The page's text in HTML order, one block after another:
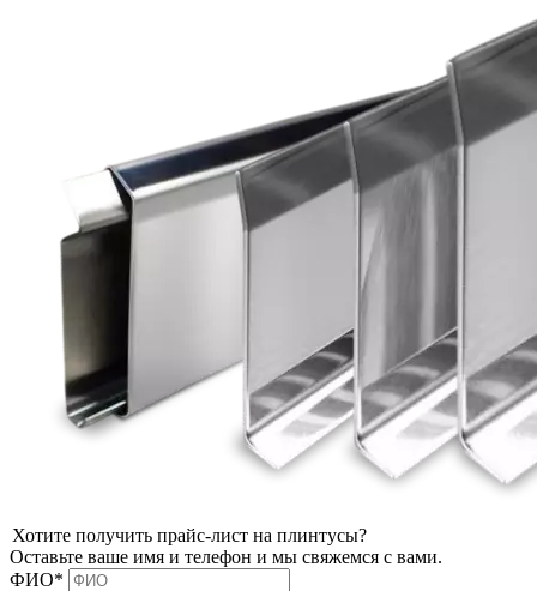
Хотите получить прайс-лист на плинтусы?
Оставьте ваше имя и телефон и мы свяжемся с вами.
ФИО*